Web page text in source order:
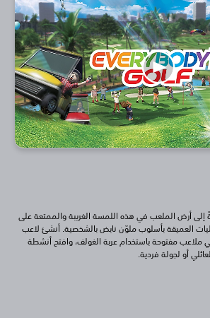
أرض الملعب في هذه اللمسة الغريبة والممتعة على
العميقة بأسلوب ملوّن نابض بالشخصية. أنشئ لاعب
مفتوحة باستخدام عربة الغولف، وافتح أنشطة
أو لجولة فردية.